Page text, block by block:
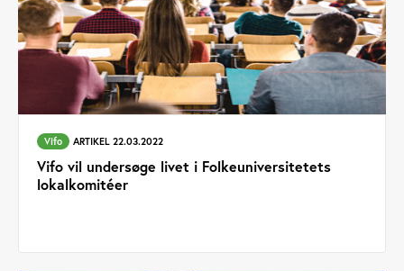
Vifo ARTIKEL 22.03.2022
Vifo vil undersøge livet i Folkeuniversitetets
lokalkomitéer